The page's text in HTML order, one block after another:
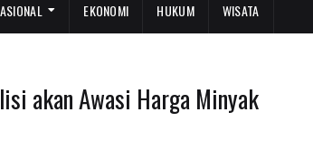
EKONOMI HUKUM WISATA
akan Awasi Harga Minyak